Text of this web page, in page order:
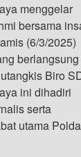
menggelar
bersama
(6/3/2025)
Biro
ini dihadiri
serta
utama Polda